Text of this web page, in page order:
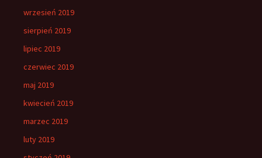
wrzesień 2019
sierpień 2019
lipiec 2019
czerwiec 2019
maj 2019
kwiecień 2019
marzec 2019
luty 2019